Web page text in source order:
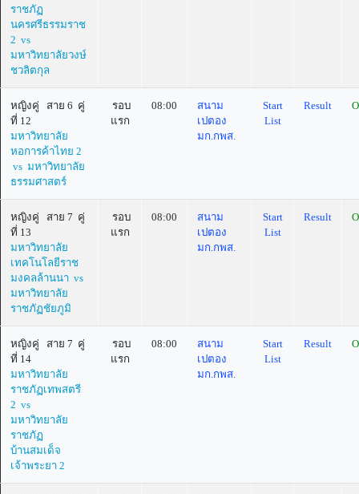
ราชภัฏ
นครศรีธรรมราช
2 vs
มหาวิทยาลัยวงษ์
ชวลิตกุล
หญิงคู่ สาย 6 คู่
ที่ 12
มหาวิทยาลัย
หอการค้าไทย 2
vs มหาวิทยาลัย
ธรรมศาสตร์
รอบ
แรก
08:00
สนาม
เปตอง
มก.กพส.
Start
List
Result
หญิงคู่ สาย 7 คู่
ที่ 13
มหาวิทยาลัย
เทคโนโลยีราช
มงคลล้านนา vs
มหาวิทยาลัย
ราชภัฏชัยภูมิ
รอบ
แรก
08:00
สนาม
เปตอง
มก.กพส.
Start
List
Result
หญิงคู่ สาย 7 คู่
ที่ 14
มหาวิทยาลัย
ราชภัฏเทพสตรี
2 vs
มหาวิทยาลัย
ราชภัฏ
บ้านสมเด็จ
เจ้าพระยา 2
รอบ
แรก
08:00
สนาม
เปตอง
มก.กพส.
Start
List
Result